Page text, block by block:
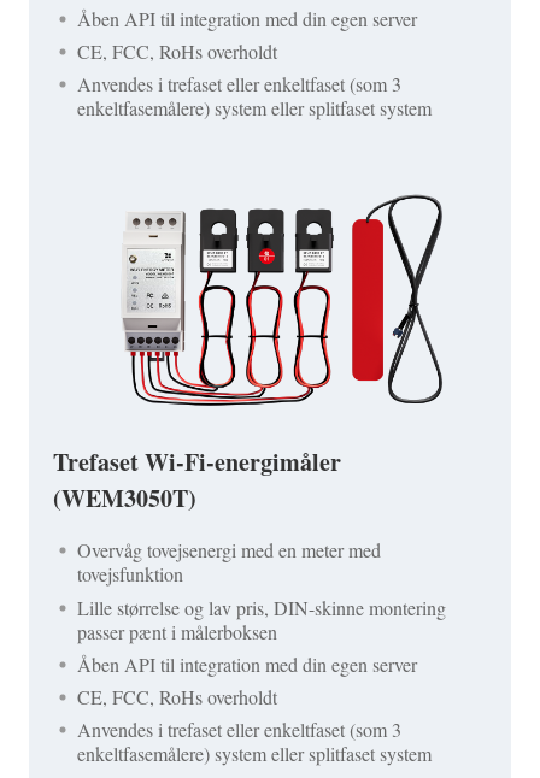
Åben API til integration med din egen server
CE, FCC, RoHs overholdt
Anvendes i trefaset eller enkeltfaset (som 3
enkeltfasemålere) system eller splitfaset system
Trefaset Wi-Fi-energimåler
(WEM3050T)
Overvåg tovejsenergi med en meter med
tovejsfunktion
Lille størrelse og lav pris, DIN-skinne montering
passer pænt i målerboksen
Åben API til integration med din egen server
CE, FCC, RoHs overholdt
Anvendes i trefaset eller enkeltfaset (som 3
enkeltfasemålere) system eller splitfaset system